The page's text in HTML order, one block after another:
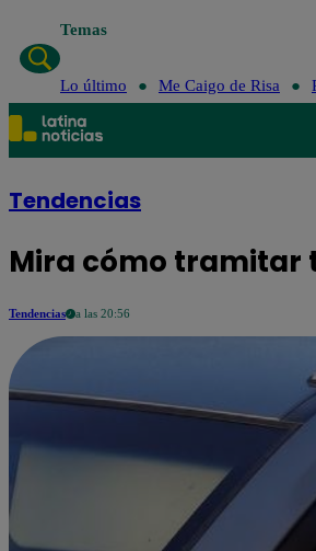
Temas
Lo último Me Caigo de Risa
Tendencias
Mira cómo tramitar
Tendencias a las 20:56